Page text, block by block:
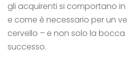
gli acquirenti si comportano
e come è necessario per un
cervello – e non solo la
successo.